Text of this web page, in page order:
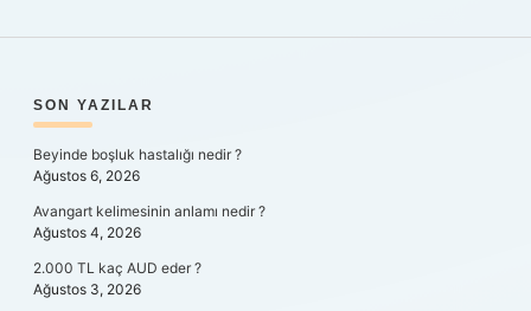
SIDEBAR
SON YAZILAR
Beyinde boşluk hastalığı nedir ?
Ağustos 6, 2026
Avangart kelimesinin anlamı nedir ?
Ağustos 4, 2026
2.000 TL kaç AUD eder ?
Ağustos 3, 2026